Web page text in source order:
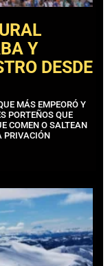
Y
DESDE
MÁS EMPEORÓ Y
PORTEÑOS QUE
COMEN O SALTEAN
PRIVACIÓN